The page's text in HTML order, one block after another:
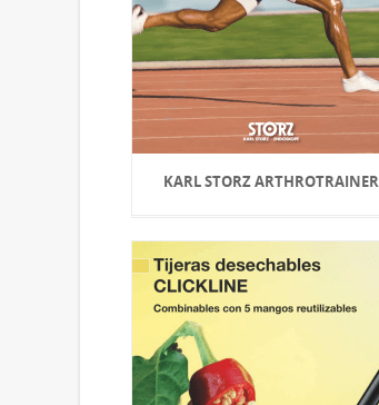
KARL STORZ ARTHROTRAINER